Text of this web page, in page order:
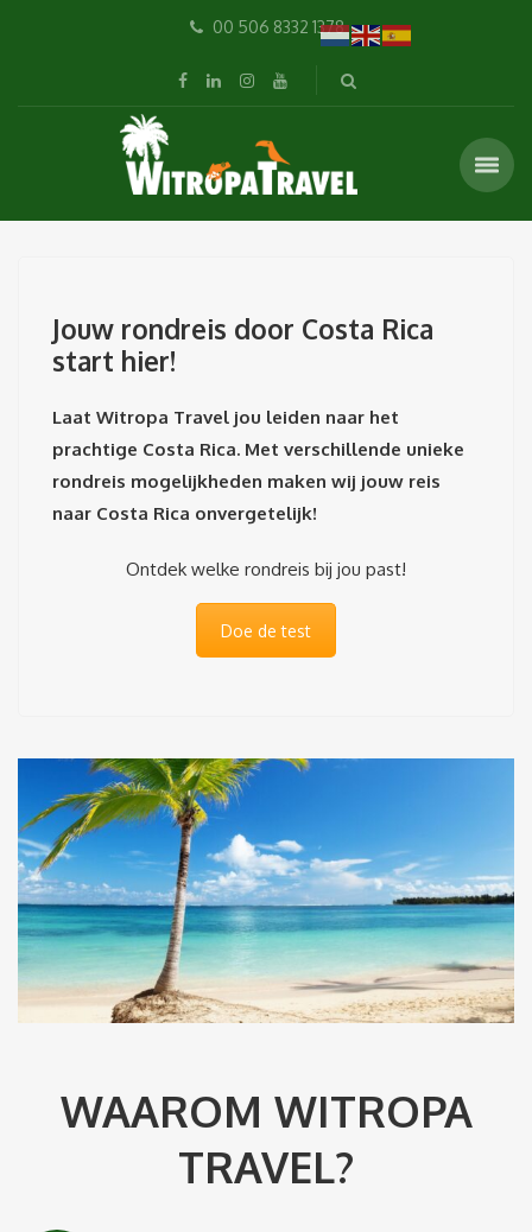
00 506 8332 1378
Jouw rondreis door Costa Rica
start hier!
Laat Witropa Travel jou leiden naar het
prachtige Costa Rica. Met verschillende unieke
rondreis mogelijkheden maken wij jouw reis
naar Costa Rica onvergetelijk!
Ontdek welke rondreis bij jou past!
Doe de test
WAAROM WITROPA
TRAVEL?